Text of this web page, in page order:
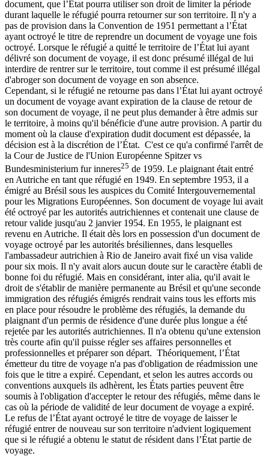
document, que l’État pourra utiliser son droit de limiter la période
durant laquelle le réfugié pourra retourner sur son territoire. Il n'y a
pas de provision dans la Convention de 1951 permettant a l’État
ayant octroyé le titre de reprendre un document de voyage une fois
octroyé. Lorsque le réfugié a quitté le territoire de l’État lui ayant
délivré son document de voyage, il est donc présumé illégal de lui
interdire de rentrer sur le territoire, tout comme il est présumé illégal
d'abroger son document de voyage en son absence.
Cependant, si le réfugié ne retourne pas dans l’État lui ayant octroyé
un document de voyage avant expiration de la clause de retour de
son document de voyage, il ne peut plus demander à être admis sur
le territoire, à moins qu'il bénéficie d'une autre provision. A partir du
moment où la clause d'expiration dudit document est dépassée, la
décision est à la discrétion de l’État. C'est ce qu'a confirmé l'arrêt de
la Cour de Justice de l'Union Européenne Spitzer vs
Bundesministerium fur inneres25 de 1959. Le plaignant était entré
en Autriche en tant que réfugié en 1949. En septembre 1953, il a
émigré au Brésil sous les auspices du Comité Intergouvernemental
pour les Migrations Européennes. Son document de voyage lui avait
été octroyé par les autorités autrichiennes et contenait une clause de
retour valide jusqu'au 2 janvier 1954. En 1955, le plaignant est
revenu en Autriche. Il était dès lors en possession d'un document de
voyage octroyé par les autorités brésiliennes, dans lesquelles
l'ambassadeur autrichien à Rio de Janeiro avait fixé un visa valide
pour six mois. Il n'y avait alors aucun doute sur le caractère établi de
bonne foi du réfugié. Mais en considérant, inter alia, qu'il avait le
droit de s'établir de manière permanente au Brésil et qu'une seconde
immigration des réfugiés émigrés rendrait vains tous les efforts mis
en place pour résoudre le problème des réfugiés, la demande du
plaignant d'un permis de résidence d'une durée plus longue a été
rejetée par les autorités autrichiennes. Il n'a obtenu qu'une extension
très courte afin qu'il puisse régler ses affaires personnelles et
professionnelles et préparer son départ. Théoriquement, l’État
émetteur du titre de voyage n'a pas d'obligation de réadmission une
fois que le titre a expiré. Cependant, et selon les autres accords ou
conventions auxquels ils adhèrent, les États parties peuvent être
soumis à l'obligation d'accepter le retour des réfugiés, même dans le
cas où la période de validité de leur document de voyage a expiré.
Le refus de l’État ayant octroyé le titre de voyage de laisser le
réfugié entrer de nouveau sur son territoire n'advient logiquement
que si le réfugié a obtenu le statut de résident dans l’État partie de
voyage.